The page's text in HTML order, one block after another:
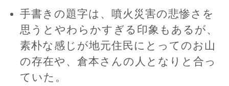
手書きの題字は、噴火災害の悲惨さを
思うとやわらかすぎる印象もあるが、
素朴な感じが地元住民にとってのお山
の存在や、倉本さんの人となりと合っ
ていた。